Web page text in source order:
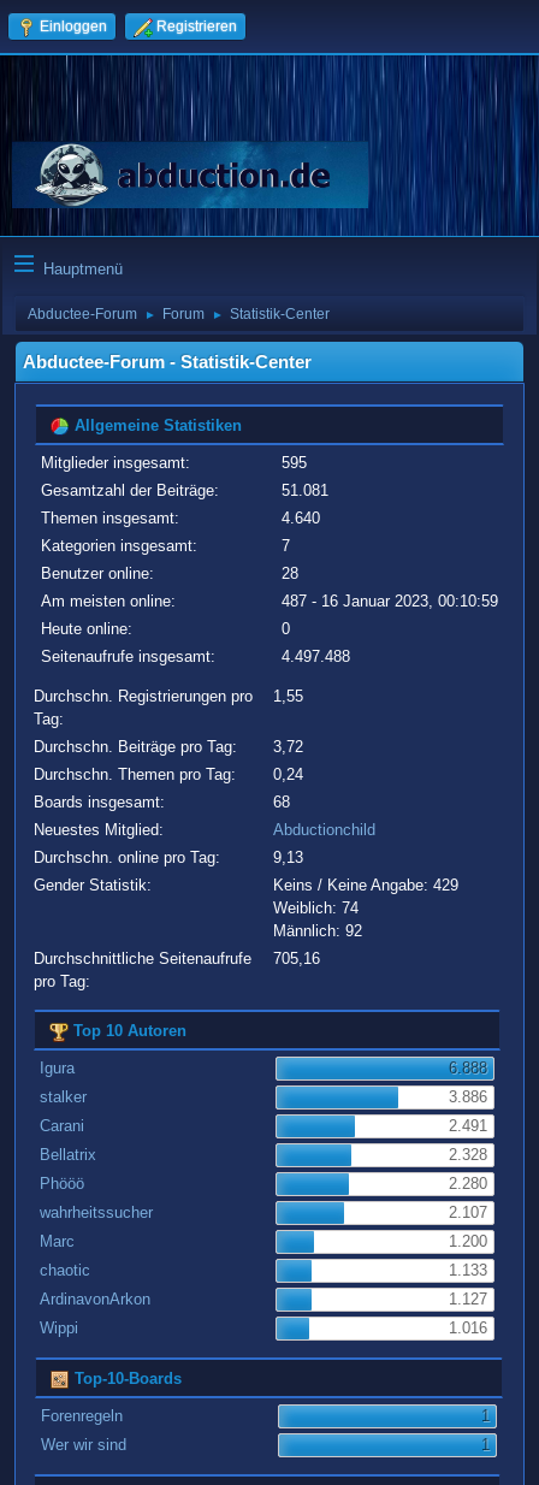
Einloggen Registrieren
Hauptmenü
Abductee-Forum ► Forum ► Statistik-Center
Abductee-Forum - Statistik-Center
Allgemeine Statistiken
Mitglieder insgesamt:
595
Gesamtzahl der Beiträge:
51.081
Themen insgesamt:
4.640
Kategorien insgesamt:
7
Benutzer online:
28
Am meisten online:
487 - 16 Januar 2023, 00:10:59
Heute online:
0
Seitenaufrufe insgesamt:
4.497.488
Durchschn. Registrierungen pro
Tag:
1,55
Durchschn. Beiträge pro Tag:
3,72
Durchschn. Themen pro Tag:
0,24
Boards insgesamt:
68
Neuestes Mitglied:
Abductionchild
Durchschn. online pro Tag:
9,13
Gender Statistik:
Keins / Keine Angabe: 429
Weiblich: 74
Männlich: 92
Durchschnittliche Seitenaufrufe
pro Tag:
705,16
Top 10 Autoren
Igura
6.888
stalker
3.886
Carani
2.491
Bellatrix
2.328
Phööö
2.280
wahrheitssucher
2.107
Marc
1.200
chaotic
1.133
ArdinavonArkon
1.127
Wippi
1.016
Top-10-Boards
Forenregeln
1
Wer wir sind
1